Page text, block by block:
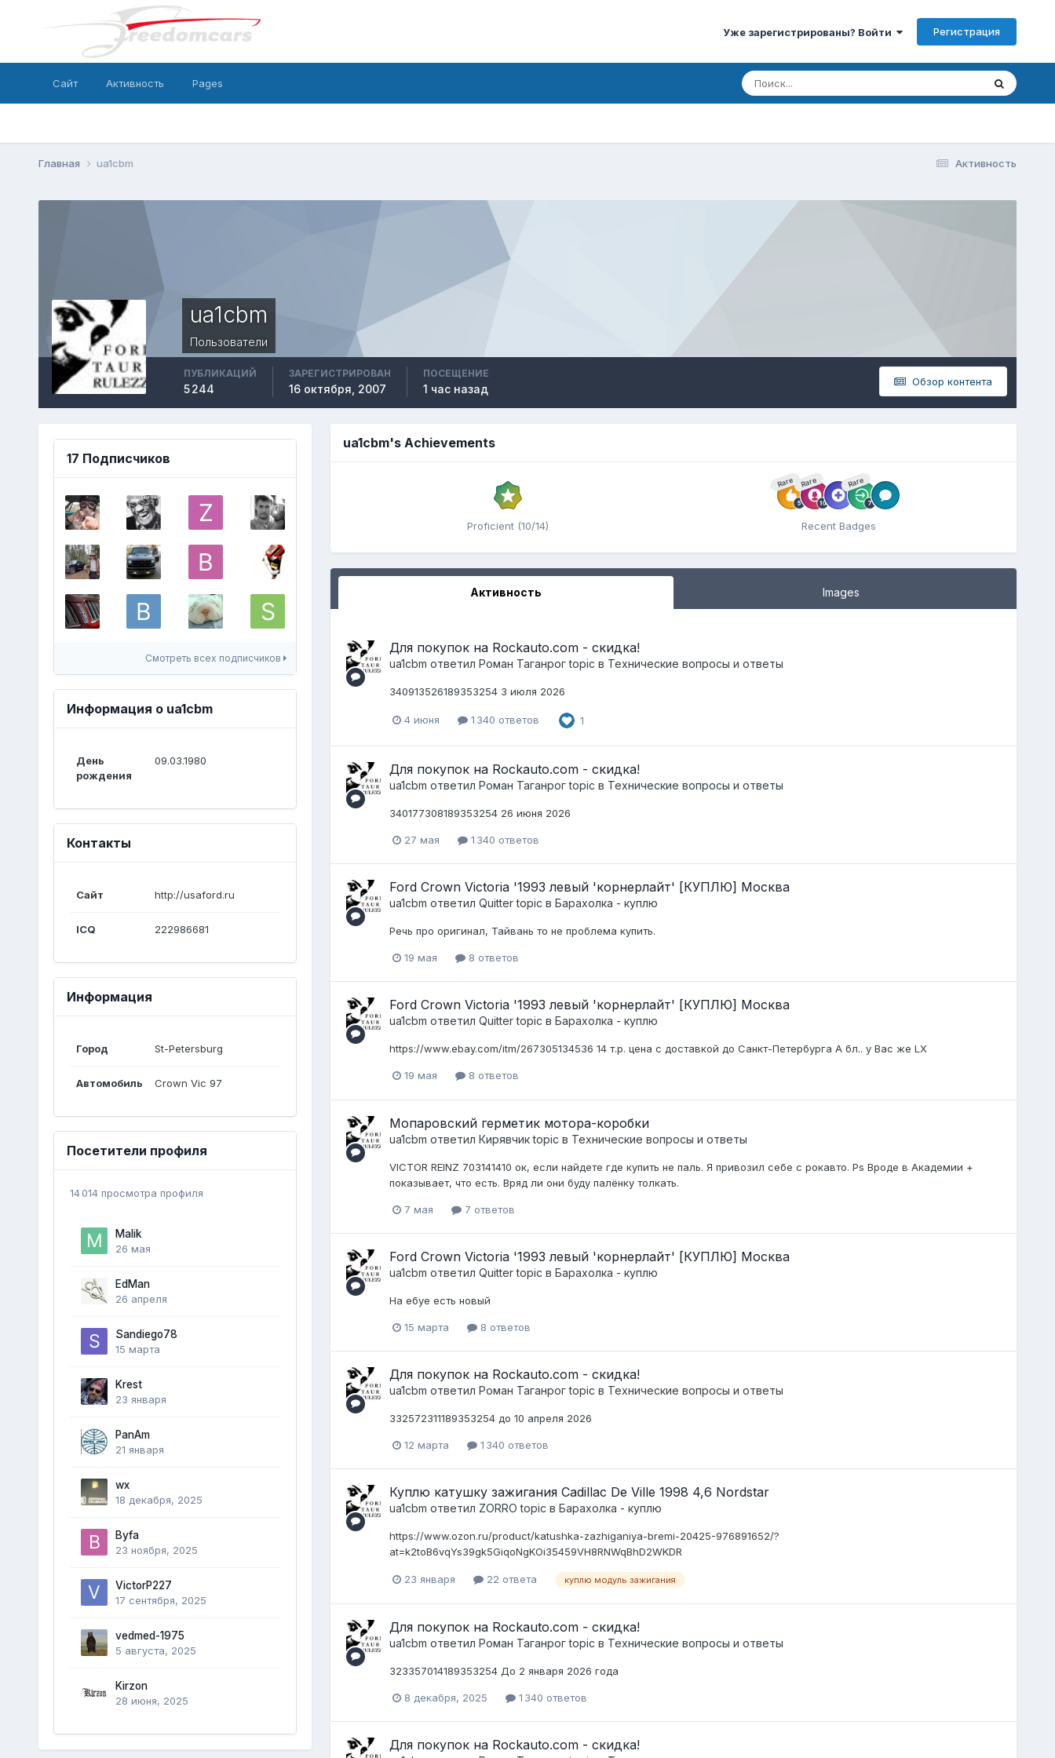
Уже зарегистрированы? Войти Регистрация
Сайт Активность Pages
Активность
Главная ua1cbm
ua1cbm
Пользователи
Обзор контента
ПУБЛИКАЦИЙ
5 244
ЗАРЕГИСТРИРОВАН
16 октября, 2007
ПОСЕЩЕНИЕ
1 час назад
17 Подписчиков
Смотреть всех подписчиков
Информация о ua1cbm
День
рождения
09.03.1980
Контакты
Сайт http://usaford.ru
ICQ 222986681
Информация
Город St-Petersburg
Автомобиль Crown Vic 97
Посетители профиля
14 014 просмотра профиля
Malik
26 мая
EdMan
26 апреля
Sandiego78
15 марта
Krest
23 января
PanAm
21 января
wx
18 декабря, 2025
Byfa
23 ноября, 2025
VictorP227
17 сентября, 2025
vedmed-1975
5 августа, 2025
Kirzon
28 июня, 2025
ua1cbm's Achievements
Proficient (10/14)
Rare Rare Rare
Recent Badges
Активность Images
Для покупок на Rockauto.com - скидка!
ua1cbm ответил Pоман Таганрогtopic в Технические вопросы и ответы
340913526189353254 3 июля 2026
4 июня 1 340 ответов 1
Для покупок на Rockauto.com - скидка!
ua1cbm ответил Pоман Таганрогtopic в Технические вопросы и ответы
340177308189353254 26 июня 2026
27 мая 1 340 ответов
Ford Crown Victoria '1993 левый 'корнерлайт' [КУПЛЮ] Москва
ua1cbm ответил Quittertopic в Барахолка - куплю
Речь про оригинал, Тайвань то не проблема купить.
19 мая 8 ответов
Ford Crown Victoria '1993 левый 'корнерлайт' [КУПЛЮ] Москва
ua1cbm ответил Quittertopic в Барахолка - куплю
https://www.ebay.com/itm/267305134536 14 т.р. цена с доставкой до Санкт-Петербурга А бл.. у Вас же LX
19 мая 8 ответов
Мопаровский герметик мотора-коробки
ua1cbm ответил Кирявчикtopic в Технические вопросы и ответы
VICTOR REINZ 703141410 ок, если найдете где купить не паль. Я привозил себе с рокавто. Ps Вроде в Академии +
показывает, что есть. Вряд ли они буду палёнку толкать.
7 мая 7 ответов
Ford Crown Victoria '1993 левый 'корнерлайт' [КУПЛЮ] Москва
ua1cbm ответил Quittertopic в Барахолка - куплю
На ебуе есть новый
15 марта 8 ответов
Для покупок на Rockauto.com - скидка!
ua1cbm ответил Pоман Таганрогtopic в Технические вопросы и ответы
332572311189353254 до 10 апреля 2026
12 марта 1 340 ответов
Куплю катушку зажигания Cadillac De Ville 1998 4,6 Nordstar
ua1cbm ответил ZORRO topic в Барахолка - куплю
https://www.ozon.ru/product/katushka-zazhiganiya-bremi-20425-976891652/?
at=k2toB6vqYs39gk5GiqoNgKOi35459VH8RNWqBhD2WKDR
23 января 22 ответа куплю модуль зажигания
Для покупок на Rockauto.com - скидка!
ua1cbm ответил Pоман Таганрогtopic в Технические вопросы и ответы
323357014189353254 До 2 января 2026 года
8 декабря, 2025 1 340 ответов
Для покупок на Rockauto.com - скидка!